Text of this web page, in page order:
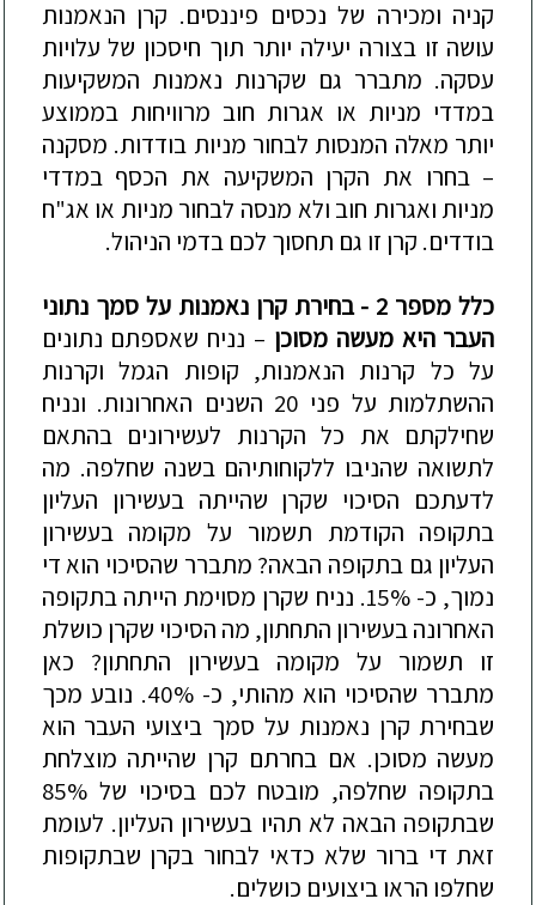
קניה ומכירה של נכסים פיננסים. קרן הנאמנות
עושה זו בצורה יעילה יותר תוך חיסכון של עלויות
עסקה. מתברר גם שקרנות נאמנות המשקיעות
במדדי מניות או אגרות חוב מרוויחות בממוצע
יותר מאלה המנסות לבחור מניות בודדות. מסקנה
– בחרו את הקרן המשקיעה את הכסף במדדי
מניות ואגרות חוב ולא מנסה לבחור מניות או אג"ח
בודדים. קרן זו גם תחסוך לכם בדמי הניהול.
כלל מספר 2
-בחירת קרן נאמנות על סמך נתוני
העבר היא מעשה מסוכן – נניח שאספתם נתונים
על כל קרנות הנאמנות, קופות הגמל וקרנות
ההשתלמות על פני 20 השנים האחרונות. ונניח
שחילקתם את כל הקרנות לעשירונים בהתאם
לתשואה שהניבו ללקוחותיהם בשנה שחלפה. מה
לדעתכם הסיכוי שקרן שהייתה בעשירון העליון
בתקופה הקודמת תשמור על מקומה בעשירון
העליון גם בתקופה הבאה? מתברר שהסיכוי הוא די
נמוך, כ- 15%. נניח שקרן מסוימת הייתה בתקופה
האחרונה בעשירון התחתון, מה הסיכוי שקרן כושלת
זו תשמור על מקומה בעשירון התחתון? כאן
מתברר שהסיכוי הוא מהותי, כ- 40%. נובע מכך
שבחירת קרן נאמנות על סמך ביצועי העבר הוא
מעשה מסוכן. אם בחרתם קרן שהייתה מוצלחת
בתקופה שחלפה, מובטח לכם בסיכוי של 85%
שבתקופה הבאה לא תהיו בעשירון העליון. לעומת
זאת די ברור שלא כדאי לבחור בקרן שבתקופות
שחלפו הראו ביצועים כושלים.